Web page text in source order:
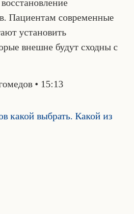
Пациентам современные
установить
внешне будут сходны с
15:13